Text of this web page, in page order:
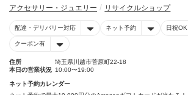
アクセサリー・ジュエリー
リサイクルショップ
配達・デリバリー対応 ネット予約 日祝OK
クーポン有
住所
埼玉県川越市菅原町22-18
本日の営業状況 10:00〜19:00
ネット予約カレンダー